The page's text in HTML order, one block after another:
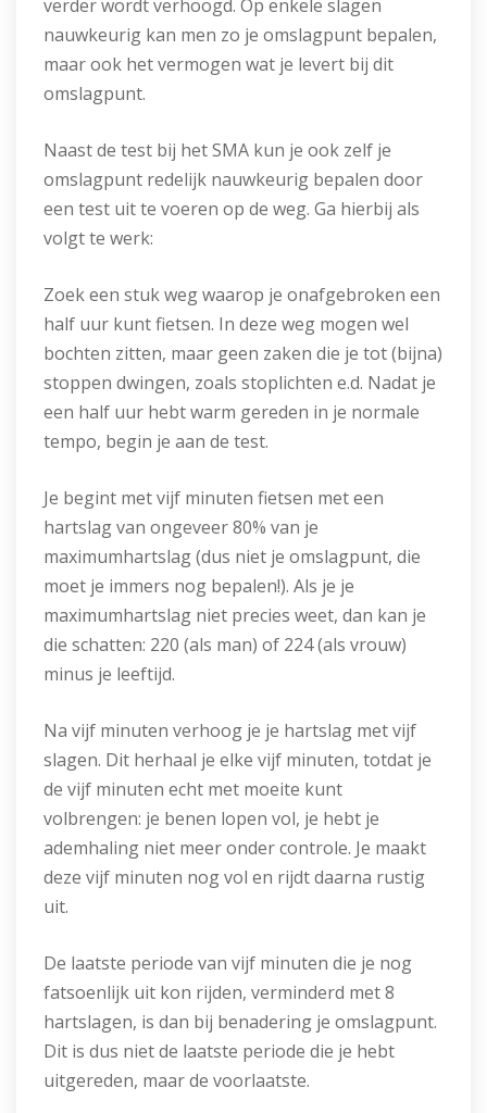
verder wordt verhoogd. Op enkele slagen
nauwkeurig kan men zo je omslagpunt bepalen,
maar ook het vermogen wat je levert bij dit
omslagpunt.
Naast de test bij het SMA kun je ook zelf je
omslagpunt redelijk nauwkeurig bepalen door
een test uit te voeren op de weg. Ga hierbij als
volgt te werk:
Zoek een stuk weg waarop je onafgebroken een
half uur kunt fietsen. In deze weg mogen wel
bochten zitten, maar geen zaken die je tot (bijna)
stoppen dwingen, zoals stoplichten e.d. Nadat je
een half uur hebt warm gereden in je normale
tempo, begin je aan de test.
Je begint met vijf minuten fietsen met een
hartslag van ongeveer 80% van je
maximumhartslag (dus niet je omslagpunt, die
moet je immers nog bepalen!). Als je je
maximumhartslag niet precies weet, dan kan je
die schatten: 220 (als man) of 224 (als vrouw)
minus je leeftijd.
Na vijf minuten verhoog je je hartslag met vijf
slagen. Dit herhaal je elke vijf minuten, totdat je
de vijf minuten echt met moeite kunt
volbrengen: je benen lopen vol, je hebt je
ademhaling niet meer onder controle. Je maakt
deze vijf minuten nog vol en rijdt daarna rustig
uit.
De laatste periode van vijf minuten die je nog
fatsoenlijk uit kon rijden, verminderd met 8
hartslagen, is dan bij benadering je omslagpunt.
Dit is dus niet de laatste periode die je hebt
uitgereden, maar de voorlaatste.